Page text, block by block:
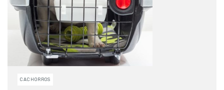
CACHORROS